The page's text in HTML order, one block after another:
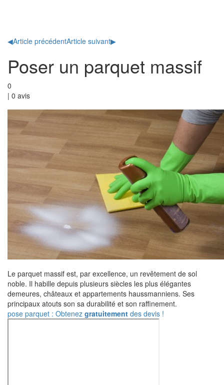
◀Article précédentArticle suivant▶
Poser un parquet massif
0
| 0 avis
Le parquet massif est, par excellence, un revêtement de sol
noble. Il habille depuis plusieurs siècles les plus élégantes
demeures, châteaux et appartements haussmanniens. Ses
principaux atouts son sa durabilité et son raffinement.
pose parquet : Obtenez gratuitement des devis !